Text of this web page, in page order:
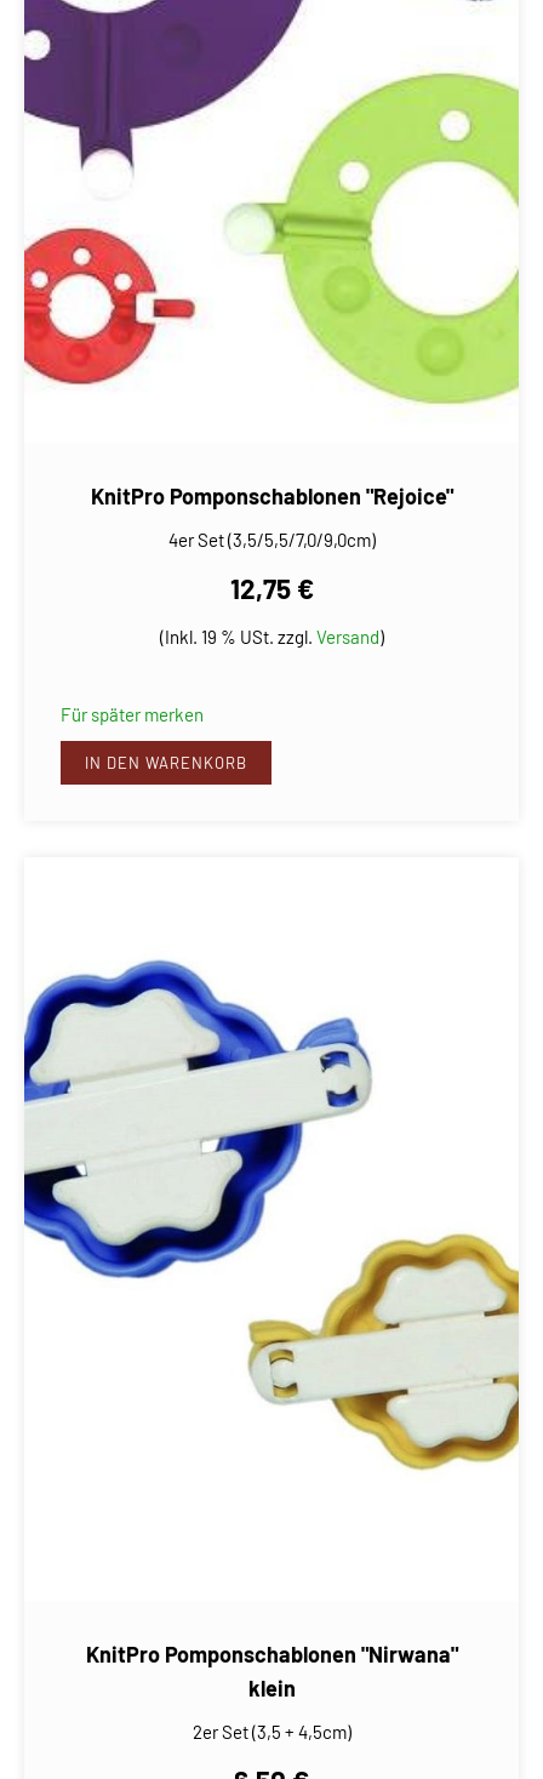
KnitPro Pomponschablonen "Rejoice"
4er Set (3,5/5,5/7,0/9,0cm)
12,75 €
(Inkl. 19 % USt. zzgl. Versand)
Für später merken
IN DEN WARENKORB
KnitPro Pomponschablonen "Nirwana"
klein
2er Set (3,5 + 4,5cm)